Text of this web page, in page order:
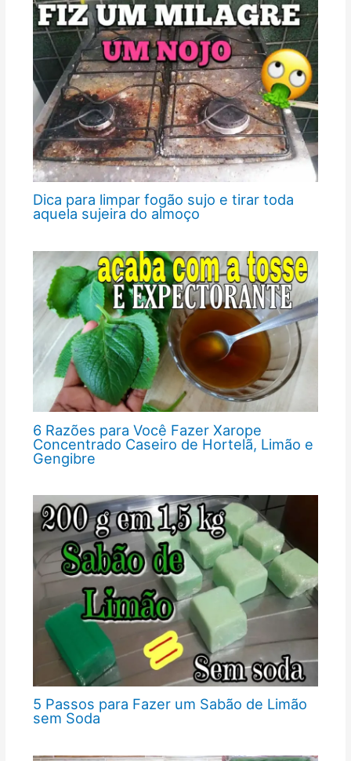
Dica para limpar fogão sujo e tirar toda
aquela sujeira do almoço
6 Razões para Você Fazer Xarope
Concentrado Caseiro de Hortelã, Limão e
Gengibre
5 Passos para Fazer um Sabão de Limão
sem Soda